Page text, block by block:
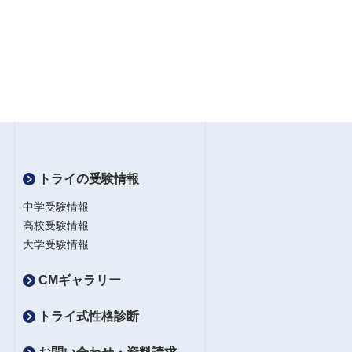
トライの受験情報
中学受験情報
高校受験情報
大学受験情報
CMギャラリー
トライ式性格診断